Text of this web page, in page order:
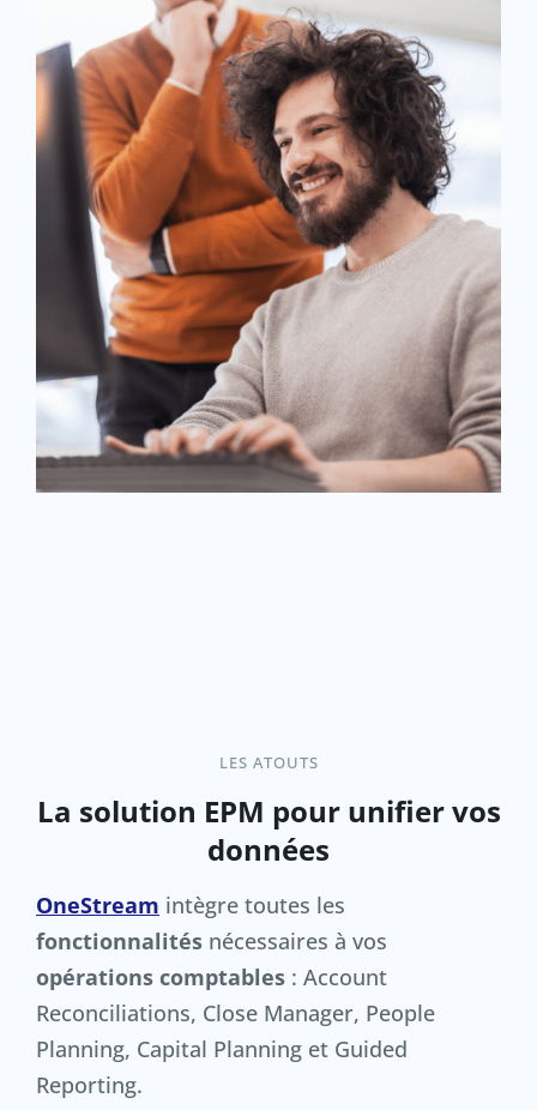
LES ATOUTS
La solution EPM pour unifier vos
données
OneStream intègre toutes les
fonctionnalités nécessaires à vos
opérations comptables : Account
Reconciliations, Close Manager, People
Planning, Capital Planning et Guided
Reporting.